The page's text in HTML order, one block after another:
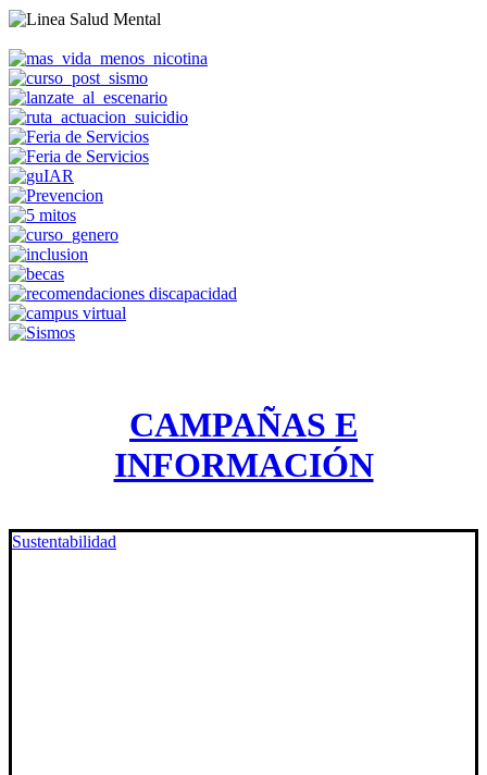
CAMPAÑAS E
INFORMACIÓN
Sustentabilidad